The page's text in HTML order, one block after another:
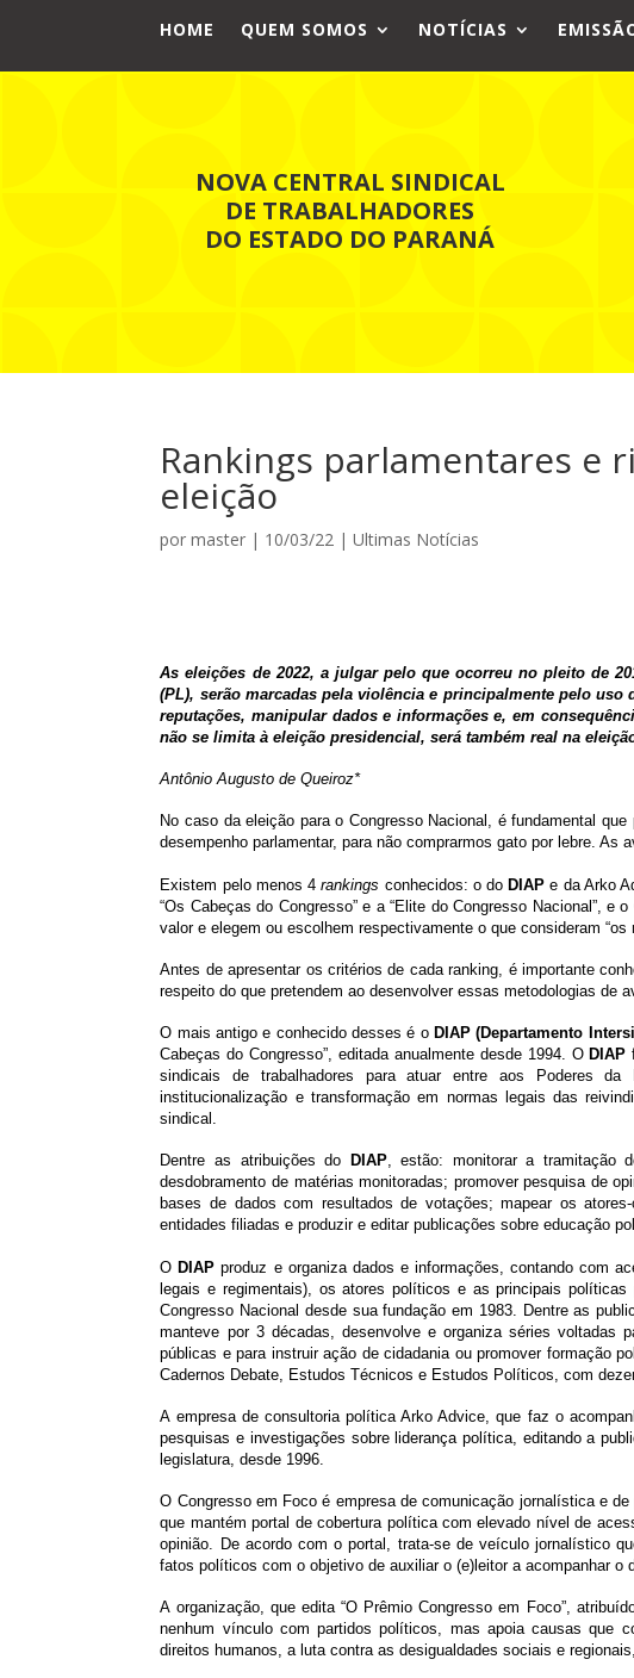
HOME QUEM SOMOS NOTÍCIAS
NOVA CENTRAL SINDICAL
DE TRABALHADORES
DO ESTADO DO PARANÁ
Rankings parlamentares e
eleição
pormaster | 10/03/22 |Ultimas Notícias
As eleições de 2022, a julgar pelo que ocorreu no pleito de
(PL), serão marcadas pela violência e principalmente pelo
reputações, manipular dados e informações e, em
não se limita à eleição presidencial, será também real na
Antônio Augusto de Queiroz*
No caso da eleição para o Congresso Nacional, é fundamental
desempenho parlamentar, para não comprarmos gato por lebre. As
Existem pelo menos 4rankings conhecidos: o doDIAP e da Arko
“Os Cabeças do Congresso” e a “Elite do Congresso Nacional”,
valor e elegem ou escolhem respectivamente o que consideram “os
Antes de apresentar os critérios de cada ranking, é importante
respeito do que pretendem ao desenvolver essas metodologias de
O mais antigo e conhecido desses é o DIAP (Departamento
Cabeças do Congresso”, editada anualmente desde 1994. O DIAP
sindicais de trabalhadores para atuar entre aos Poderes
institucionalização e transformação em normas legais das
sindical.
Dentre as atribuições do DIAP, estão: monitorar a tramitação
desdobramento de matérias monitoradas; promover pesquisa de
bases de dados com resultados de votações; mapear os
entidades filiadas e produzir e editar publicações sobre educação
ODIAP produz e organiza dados e informações, contando com
legais e regimentais), os atores políticos e as principais
Congresso Nacional desde sua fundação em 1983. Dentre as
manteve por 3 décadas, desenvolve e organiza séries voltadas
públicas e para instruir ação de cidadania ou promover formação
Cadernos Debate, Estudos Técnicos e Estudos Políticos, com
A empresa de consultoria política Arko Advice, que faz o
pesquisas e investigações sobre liderança política, editando a
legislatura, desde 1996.
O Congresso em Foco é empresa de comunicação jornalística e
que mantém portal de cobertura política com elevado nível de
opinião. De acordo com o portal, trata-se de veículo jornalístico
fatos políticos com o objetivo de auxiliar o (e)leitor a acompanhar o
A organização, que edita “O Prêmio Congresso em Foco”,
nenhum vínculo com partidos políticos, mas apoia causas que
direitos humanos, a luta contra as desigualdades sociais e